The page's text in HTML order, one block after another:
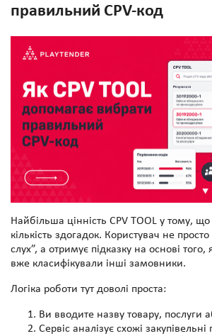
правильний CPV-код
Найбільша цінність CPV TOOL у тому,
кількість здогадок. Користувач не
слух”, а отримує підказку на основі того,
вже класифікували інші замовники.
Логіка роботи тут доволі проста:
Ви вводите назву товару, послуги
Сервіс аналізує схожі закупівельні